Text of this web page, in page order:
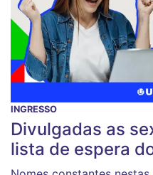
INGRESSO
Divulgadas as
lista de espera